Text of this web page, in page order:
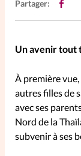
Si(x)
Partager:
Un avenir tout
À première
autres filles de
avec ses
Nord de la
subvenir à ses